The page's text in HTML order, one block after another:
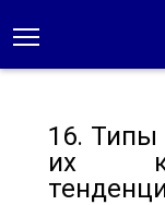
16. Типы
их